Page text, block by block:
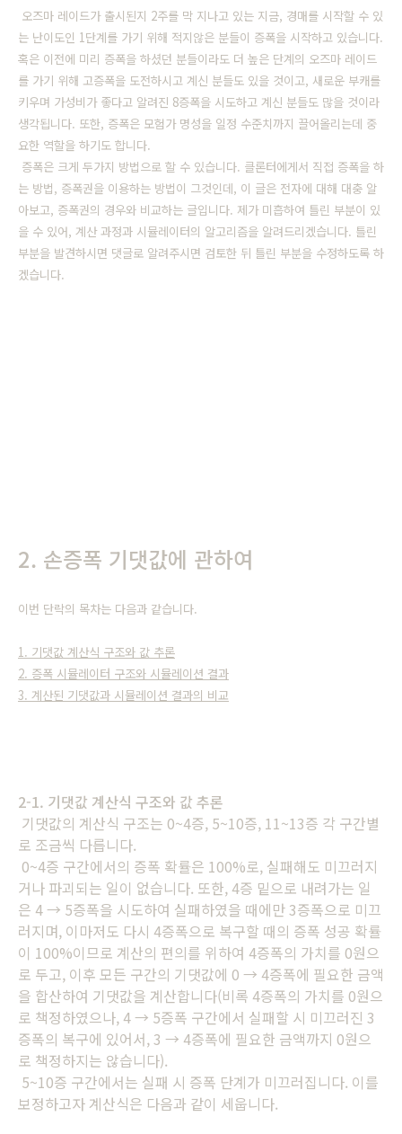
오즈마 레이드가 출시된지 2주를 막 지나고 있는 지금, 경매를 시작할 수 있
는 난이도인 1단계를 가기 위해 적지않은 분들이 증폭을 시작하고 있습니다.
혹은 이전에 미리 증폭을 하셨던 분들이라도 더 높은 단계의 오즈마 레이드
를 가기 위해 고증폭을 도전하시고 계신 분들도 있을 것이고, 새로운 부캐를
키우며 가성비가 좋다고 알려진 8증폭을 시도하고 계신 분들도 많을 것이라
생각됩니다. 또한, 증폭은 모험가 명성을 일정 수준치까지 끌어올리는데 중
요한 역할을 하기도 합니다.
증폭은 크게 두가지 방법으로 할 수 있습니다. 클론터에게서 직접 증폭을 하
는 방법, 증폭권을 이용하는 방법이 그것인데, 이 글은 전자에 대해 대충 알
아보고, 증폭권의 경우와 비교하는 글입니다. 제가 미흡하여 틀린 부분이 있
을 수 있어, 계산 과정과 시뮬레이터의 알고리즘을 알려드리겠습니다. 틀린
부분을 발견하시면 댓글로 알려주시면 검토한 뒤 틀린 부분을 수정하도록 하
겠습니다.
2. 손증폭 기댓값에 관하여
이번 단락의 목차는 다음과 같습니다.
1. 기댓값 계산식 구조와 값 추론
2. 증폭 시뮬레이터 구조와 시뮬레이션 결과
3. 계산된 기댓값과 시뮬레이션 결과의 비교
2-1. 기댓값 계산식 구조와 값 추론
기댓값의 계산식 구조는 0~4증, 5~10증, 11~13증 각 구간별
로 조금씩 다릅니다.
0~4증 구간에서의 증폭 확률은 100%로, 실패해도 미끄러지
거나 파괴되는 일이 없습니다. 또한, 4증 밑으로 내려가는 일
은 4 → 5증폭을 시도하여 실패하였을 때에만 3증폭으로 미끄
러지며, 이마저도 다시 4증폭으로 복구할 때의 증폭 성공 확률
이 100%이므로 계산의 편의를 위하여 4증폭의 가치를 0원으
로 두고, 이후 모든 구간의 기댓값에 0 → 4증폭에 필요한 금액
을 합산하여 기댓값을 계산합니다(비록 4증폭의 가치를 0원으
로 책정하였으나, 4 → 5증폭 구간에서 실패할 시 미끄러진 3
증폭의 복구에 있어서, 3 → 4증폭에 필요한 금액까지 0원으
로 책정하지는 않습니다).
5~10증 구간에서는 실패 시 증폭 단계가 미끄러집니다. 이를
보정하고자 계산식은 다음과 같이 세웁니다.